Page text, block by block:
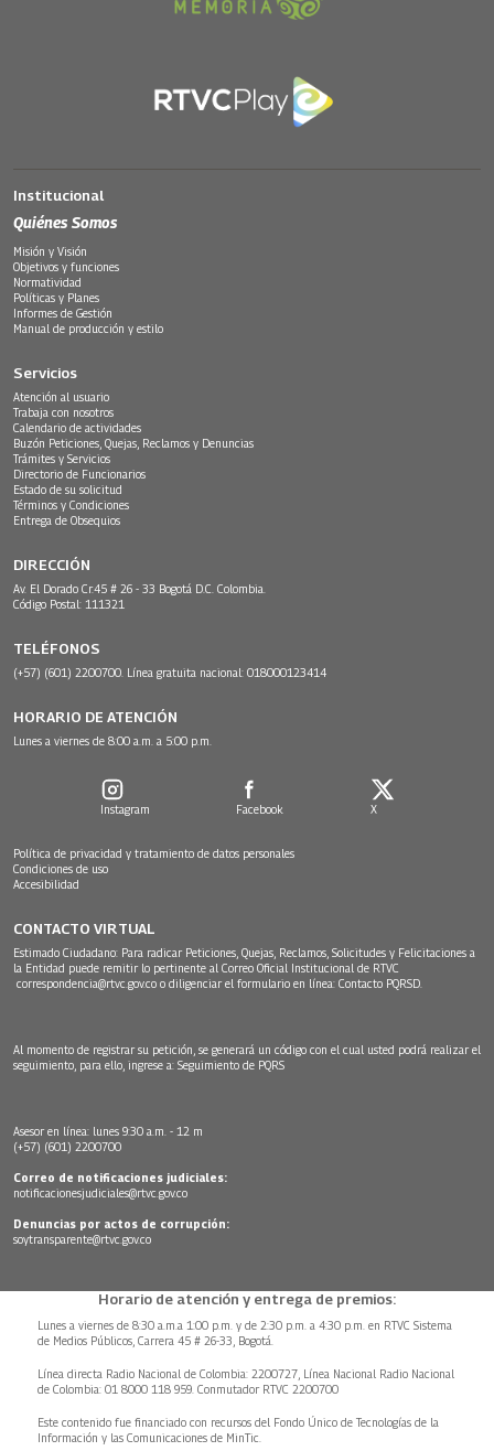
Institucional
Quiénes Somos
Misión y Visión
Objetivos y funciones
Normatividad
Políticas y Planes
Informes de Gestión
Manual de producción y estilo
Servicios
Atención al usuario
Trabaja con nosotros
Calendario de actividades
Buzón Peticiones, Quejas, Reclamos y Denuncias
Trámites y Servicios
Directorio de Funcionarios
Estado de su solicitud
Términos y Condiciones
Entrega de Obsequios
DIRECCIÓN
Av. El Dorado Cr.45 # 26 - 33 Bogotá D.C. Colombia.
Código Postal: 111321
TELÉFONOS
(+57) (601) 2200700. Línea gratuita nacional: 018000123414
HORARIO DE ATENCIÓN
Lunes a viernes de 8:00 a.m. a 5:00 p.m.
Instagram Facebook X
Política de privacidad y tratamiento de datos personales
Condiciones de uso
Accesibilidad
CONTACTO VIRTUAL
Estimado Ciudadano: Para radicar Peticiones, Quejas, Reclamos, Solicitudes y Felicitaciones a
la Entidad puede remitir lo pertinente al Correo Oficial Institucional de RTVC
correspondencia@rtvc.gov.co o diligenciar el formulario en línea: Contacto PQRSD.
Al momento de registrar su petición, se generará un código con el cual usted podrá realizar el
seguimiento, para ello, ingrese a: Seguimiento de PQRS
Asesor en línea: lunes 9:30 a.m. - 12 m
(+57) (601) 2200700
Correo de notificaciones judiciales:
notificacionesjudiciales@rtvc.gov.co
Denuncias por actos de corrupción:
soytransparente@rtvc.gov.co
Horario de atención y entrega de premios:
Lunes a viernes de 8:30 a.m.a 1:00 p.m. y de 2:30 p.m. a 4:30 p.m. en RTVC Sistema
de Medios Públicos, Carrera 45 # 26-33, Bogotá.
Línea directa Radio Nacional de Colombia: 2200727, Línea Nacional Radio Nacional
de Colombia: 01 8000 118 959. Conmutador RTVC 2200700
Este contenido fue financiado con recursos del Fondo Único de Tecnologías de la
Información y las Comunicaciones de MinTic.